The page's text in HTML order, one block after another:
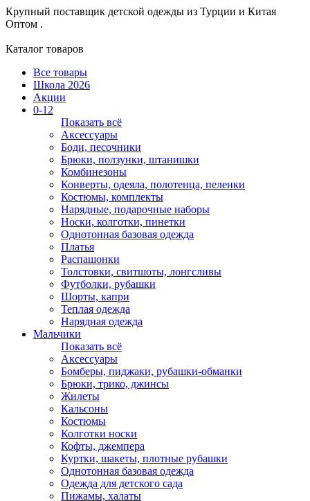
Крупный поставщик детской одежды из Турции и Китая
Оптом .
Каталог товаров
Все товары
Школа 2026
Акции
0-12
Показать всё
Аксессуары
Боди, песочники
Брюки, ползунки, штанишки
Комбинезоны
Конверты, одеяла, полотенца, пеленки
Костюмы, комплекты
Нарядные, подарочные наборы
Носки, колготки, пинетки
Однотонная базовая одежда
Платья
Распашонки
Толстовки, свитшоты, лонгсливы
Футболки, рубашки
Шорты, капри
Теплая одежда
Нарядная одежда
Мальчики
Показать всё
Аксессуары
Бомберы, пиджаки, рубашки-обманки
Брюки, трико, джинсы
Жилеты
Кальсоны
Костюмы
Колготки носки
Кофты, джемпера
Куртки, шакеты, плотные рубашки
Однотонная базовая одежда
Одежда для детского сада
Пижамы, халаты